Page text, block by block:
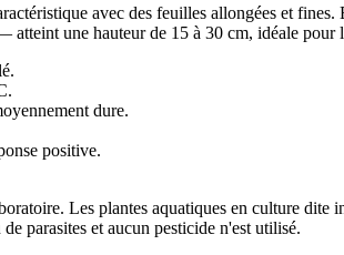
avec des feuilles allongées et
une hauteur de 15 à 30 cm, idéale
dure.
positive.
Les plantes aquatiques en culture
parasites et aucun pesticide n'est utilisé.